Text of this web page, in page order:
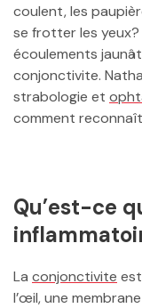
coulent, les
se frotter les
écoulements
conjonctivite.
strabologie et
comment
Qu’est-ce
La conjonctivite
l’œil, une